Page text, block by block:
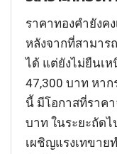
ราคาทองคำยังค
หลังจากที่สามา
ได้ แต่ยังไม่ยืนเ
47,300 บาท หา
นี้ มีโอกาสที่ราค
บาท ในระยะถัด
เผชิญแรงเทขาย